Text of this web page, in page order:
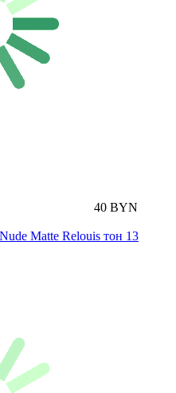
40 BYN
Matte Relouis тон 13